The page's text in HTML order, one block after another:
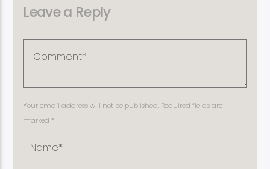
Leave a Reply
Your email address will not be published. Required fields are
marked *